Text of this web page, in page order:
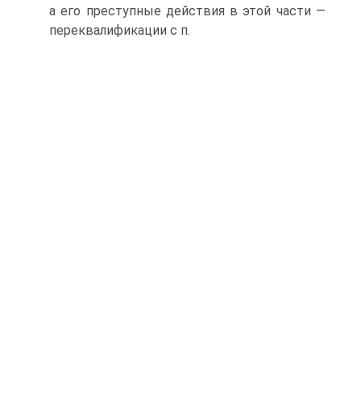
а его преступные действия в этой части —
переквалификации с п.